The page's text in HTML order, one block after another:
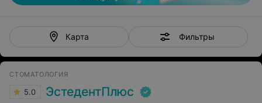
Карта Фильтры
СТОМАТОЛОГИЯ
5.0 ЭстедентПлюс